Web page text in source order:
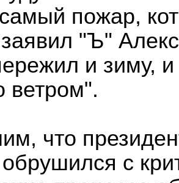
самый пожар,
"Ъ"
и зиму,
ветром".
что
с